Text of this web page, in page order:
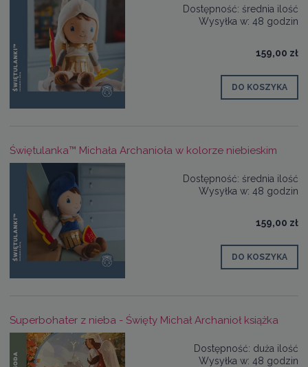
Dostępność: średnia ilość
Wysyłka w: 48 godzin
159,00 zł
DO KOSZYKA
Świętulanka™ Michała Archanioła w kolorze niebieskim
Dostępność: średnia ilość
Wysyłka w: 48 godzin
159,00 zł
DO KOSZYKA
Superbohater z nieba - Święty Michał Archanioł książka
Dostępność: duża ilość
Wysyłka w: 48 godzin